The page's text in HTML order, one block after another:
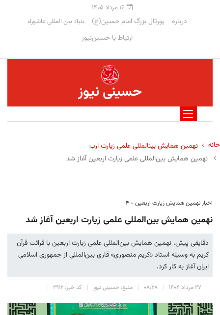
۱۶ مرداد ۱۴۰۵
درباره پورتال بزرگ امام حسین(ع) بنیاد بین المللی عاشوراء
ارتباط با حسین‌نیوز
حسینی نیوز
خانه
نهمین همایش بینالمللی علمی زیارت ارب
نهمین همایش بین‌المللی علمی زیارت اربعین آغاز شد
اخبار نهمین همایش زیارت اربعین - ۴
نهمین همایش بین‌المللی علمی زیارت اربعین آغاز شد
دقایقی پیش، نهمین همایش بین‌المللی علمی زیارت اربعین با قرائت قرآن
کریم به وسیله استاد «کریم منصوری» قاری بین‌المللی از جمهوری اسلامی
ایران آغاز به کار کرد.
۲۷ مرداد ۱۴۰۴ ۰۸:۲۸ منبع: حسینی نیوز کد خبر: ۲۹۱۲